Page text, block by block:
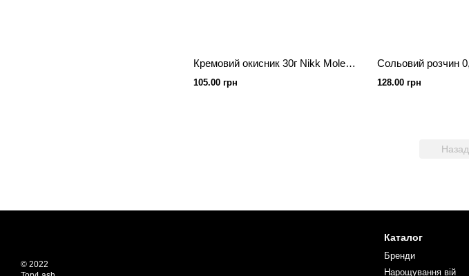
Кремовий окисник 30г Nikk Mole Oxidant 3%
105.00 грн 128.00 грн
Назад
© 2022
Каталог
Бренди
Нарощування вій